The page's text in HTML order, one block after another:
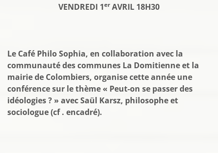
VENDREDI 1erAVRIL 18H30
Le Café Philo Sophia, en collaboration avec la
communauté des communes La Domitienne et la
mairie de Colombiers, organise cette année une
conférence sur le thème « Peut-on se passer des
idéologies ? » avec Saül Karsz, philosophe et
sociologue (cf . encadré).